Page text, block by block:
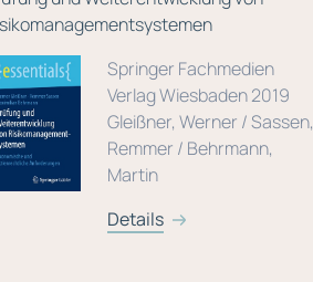
Springer Fachmedien
Verlag Wiesbaden 2019
Gleißner, Werner / Sassen,
Remmer / Behrmann,
Martin
Details